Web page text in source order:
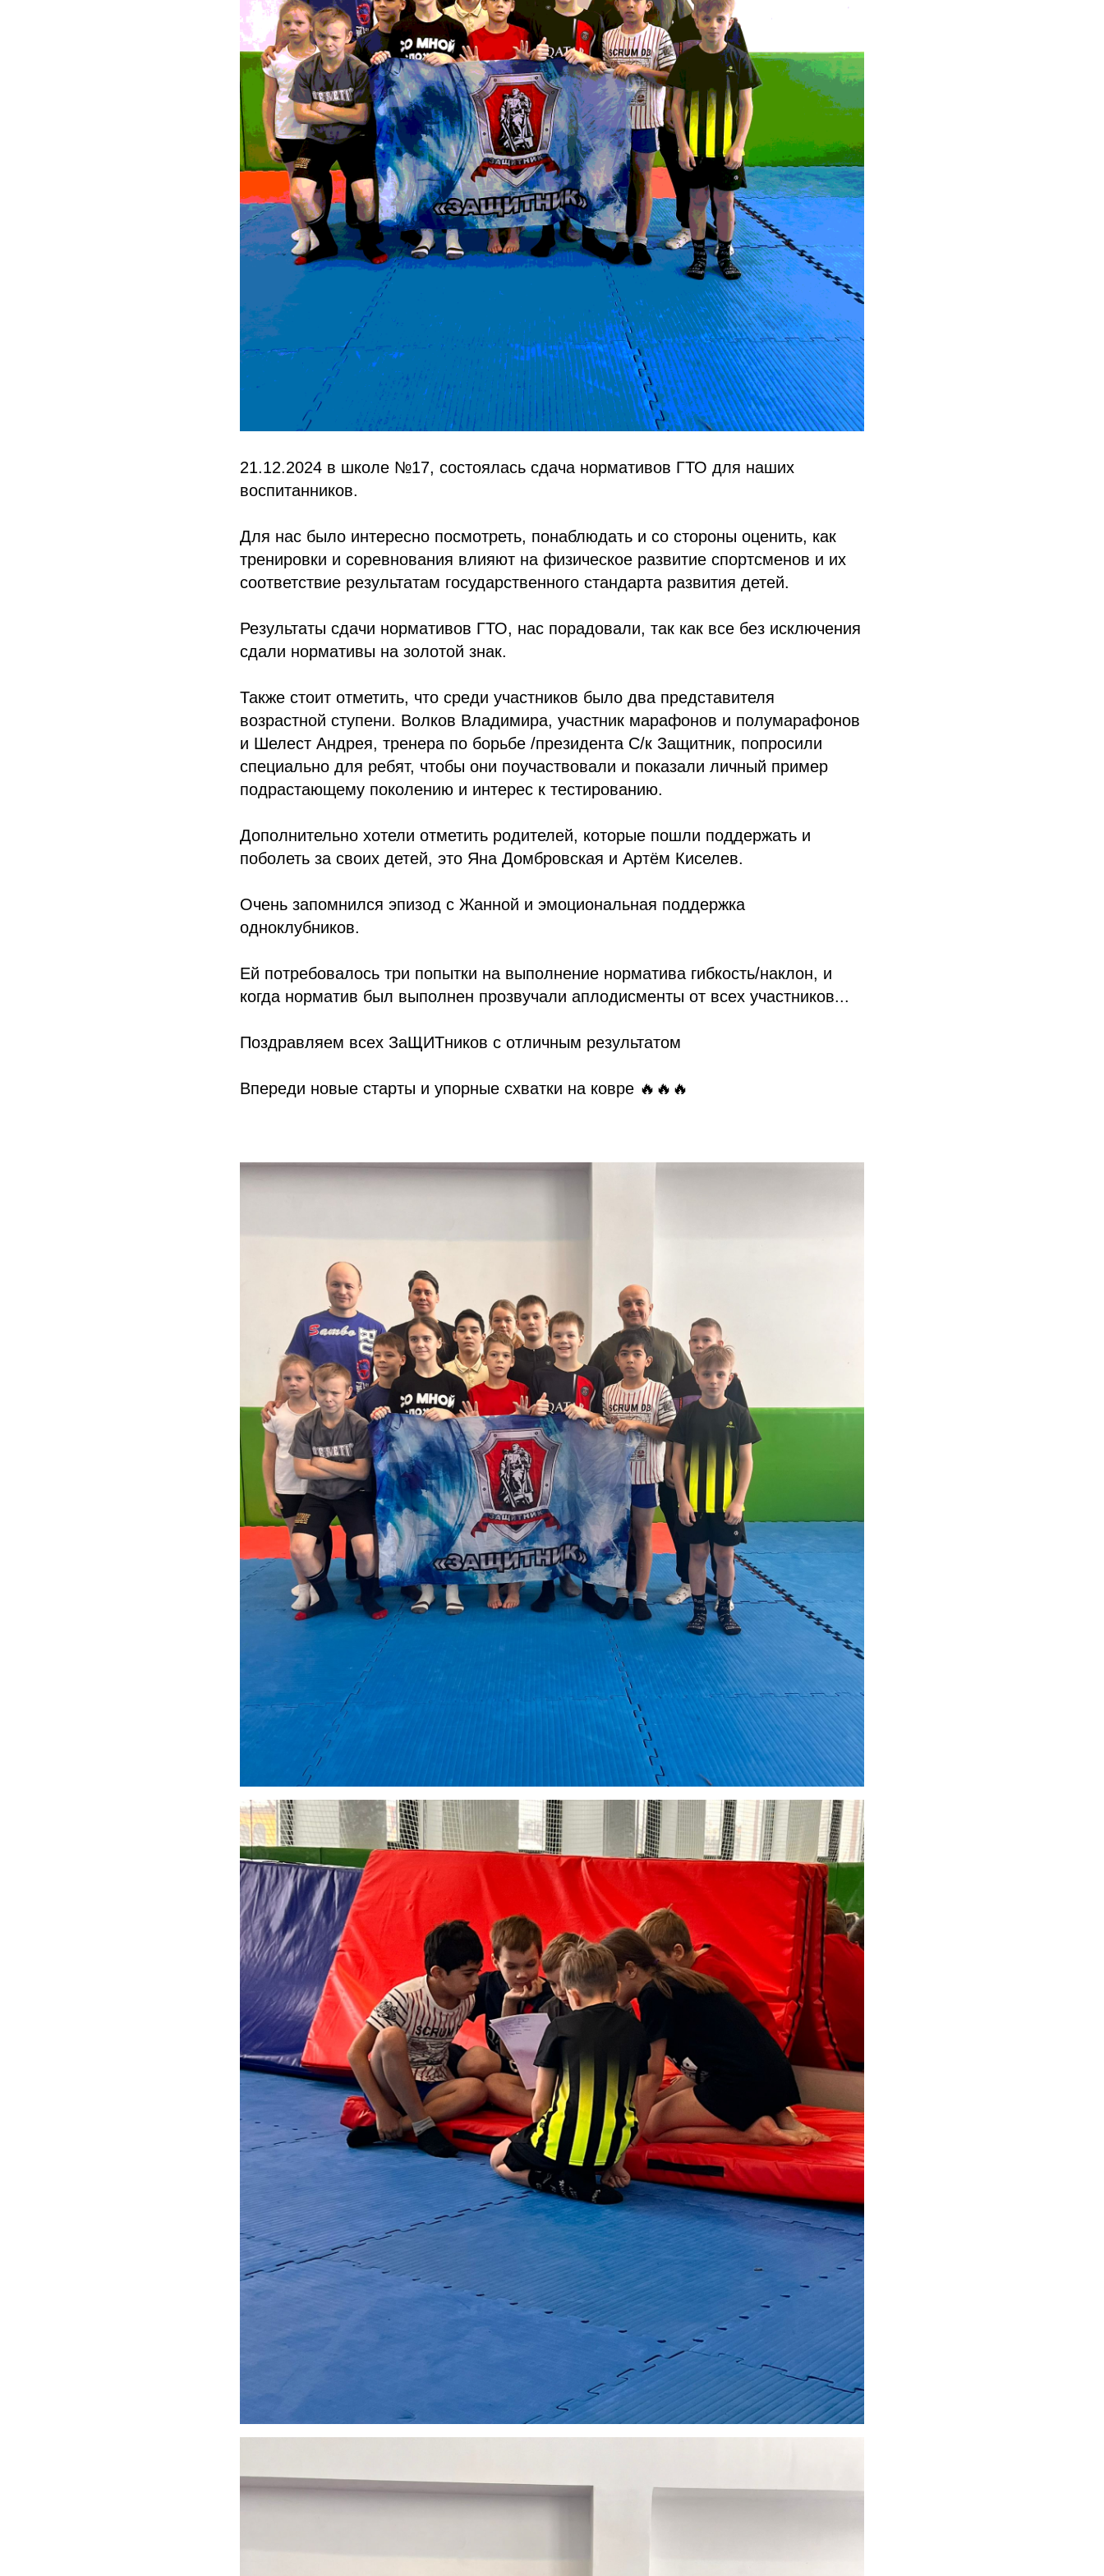
21.12.2024 в школе №17, состоялась сдача нормативов ГТО для наших
воспитанников.
Для нас было интересно посмотреть, понаблюдать и со стороны оценить, как
тренировки и соревнования влияют на физическое развитие спортсменов и их
соответствие результатам государственного стандарта развития детей.
Результаты сдачи нормативов ГТО, нас порадовали, так как все без исключения
сдали нормативы на золотой знак.
Также стоит отметить, что среди участников было два представителя
возрастной ступени. Волков Владимира, участник марафонов и полумарафонов
и Шелест Андрея, тренера по борьбе /президента С/к Защитник, попросили
специально для ребят, чтобы они поучаствовали и показали личный пример
подрастающему поколению и интерес к тестированию.
Дополнительно хотели отметить родителей, которые пошли поддержать и
поболеть за своих детей, это Яна Домбровская и Артём Киселев.
Очень запомнился эпизод с Жанной и эмоциональная поддержка
одноклубников.
Ей потребовалось три попытки на выполнение норматива гибкость/наклон, и
когда норматив был выполнен прозвучали аплодисменты от всех участников...
Поздравляем всех ЗаЩИТников с отличным результатом
Впереди новые старты и упорные схватки на ковре 🔥🔥🔥